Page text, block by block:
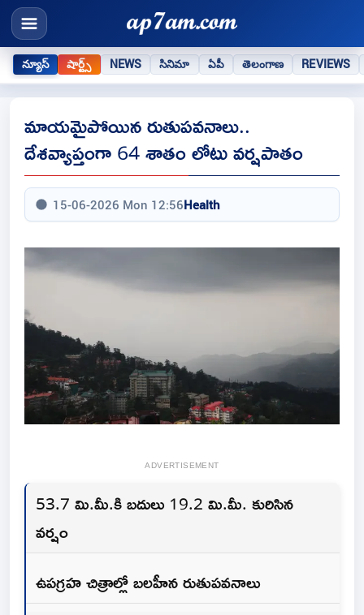
న్యూస్ షార్ట్స్ NEWS సినిమా ఏపీ తెలంగాణ REVIEWS
మాయమైపోయిన రుతుపవనాలు..
దేశవ్యాప్తంగా 64 శాతం లోటు వర్షపాతం
15-06-2026 Mon 12:56Health
ADVERTISEMENT
53.7 మి.మీ.కి బదులు 19.2 మి.మీ. కురిసిన
వర్షం
ఉపగ్రహ చిత్రాల్లో బలహీన రుతుపవనాలు